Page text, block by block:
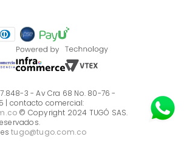
y restricciones Tugó S.A.S
de muebles
Tugó?
3 - Av Cra 68 No. 80-76 -
| contacto comercial:
© Copyright 2024 TUGÓ SAS.
tugo@tugo.com.co